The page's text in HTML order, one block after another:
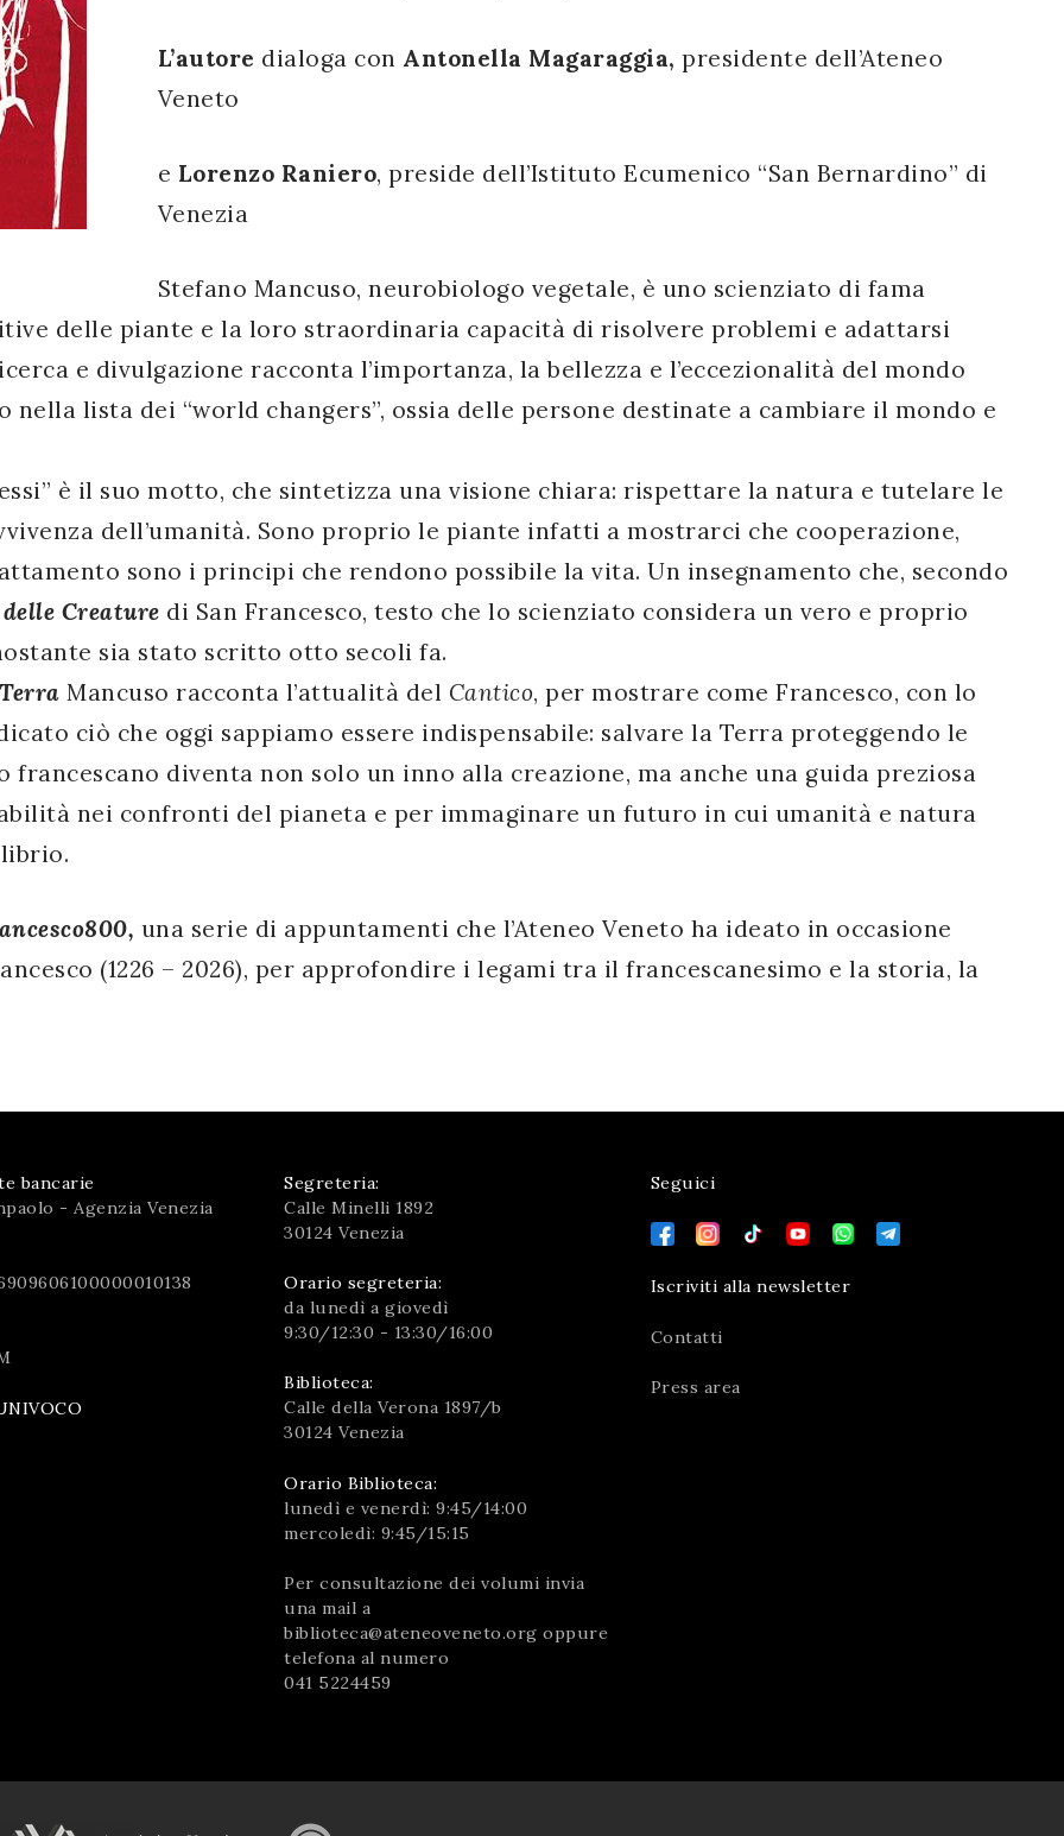
L’autore dialoga con Antonella Magaraggia,presidente dell’Ateneo
Veneto
e Lorenzo Raniero, preside dell’Istituto Ecumenico “San Bernardino” di
Venezia
Stefano Mancuso, neurobiologo vegetale, è uno scienziato di fama
delle piante e la loro straordinaria capacità di risolvere problemi e adattarsi
e divulgazione racconta l’importanza, la bellezza e l’eccezionalità del mondo
lista dei “world changers”, ossia delle persone destinate a cambiare il mondo e
è il suo motto, che sintetizza una visione chiara: rispettare la natura e tutelare le
dell’umanità. Sono proprio le piante infatti a mostrarci che cooperazione,
sono i principi che rendono possibile la vita. Un insegnamento che, secondo
Creature di San Francesco, testo che lo scienziato considera un vero e proprio
sia stato scritto otto secoli fa.
Mancuso racconta l’attualità del Cantico, per mostrare come Francesco, con lo
ciò che oggi sappiamo essere indispensabile: salvare la Terra proteggendo le
diventa non solo un inno alla creazione, ma anche una guida preziosa
nei confronti del pianeta e per immaginare un futuro in cui umanità e natura
una serie di appuntamenti che l’Ateneo Veneto ha ideato in occasione
(1226 – 2026), per approfondire i legami tra il francescanesimo e la storia, la
bancarie
- Agenzia Venezia
Segreteria:
Calle Minelli 1892
30124 Venezia
Orario segreteria:
da lunedì a giovedì
9:30/12:30 - 13:30/16:00
Biblioteca:
Calle della Verona 1897/b
30124 Venezia
Orario Biblioteca:
lunedì e venerdì: 9:45/14:00
mercoledì: 9:45/15:15
Per consultazione dei volumi invia
una mail a
biblioteca@ateneoveneto.org oppure
telefona al numero
041 5224459
Seguici
Iscriviti alla newsletter
Contatti
Press area